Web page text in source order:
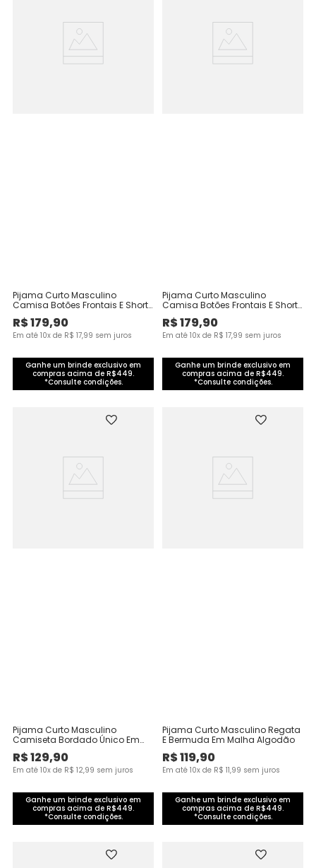
Pijama Curto Masculino
Camisa Botões Frontais E Shorts
Em Algodão
R$179,90
Em até 10x de R$ 17,99 sem juros
Ganhe um brinde exclusivo em
compras acima de R$449.
*Consulte condições.
Pijama Curto Masculino
Camisa Botões Frontais E Shorts
Em Algodão
R$179,90
Em até 10x de R$ 17,99 sem juros
Ganhe um brinde exclusivo em
compras acima de R$449.
*Consulte condições.
Pijama Curto Masculino
Camiseta Bordado Único Em
Malha Algodão
R$129,90
Em até 10x de R$ 12,99 sem juros
Ganhe um brinde exclusivo em
compras acima de R$449.
*Consulte condições.
Pijama Curto Masculino Regata
E Bermuda Em Malha Algodão
R$119,90
Em até 10x de R$ 11,99 sem juros
Ganhe um brinde exclusivo em
compras acima de R$449.
*Consulte condições.